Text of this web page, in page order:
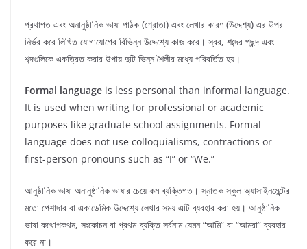
প্রথাগত এবং অনানুষ্ঠানিক ভাষা পাঠক (শ্রোতা) এবং লেখার কারণ (উদ্দেশ্য) এর উপর
নির্ভর করে লিখিত যোগাযোগের বিভিন্ন উদ্দেশ্যে কাজ করে। স্বর, শব্দের পছন্দ এবং
শব্দগুলিকে একত্রিত করার উপায় দুটি ভিন্ন শৈলীর মধ্যে পরিবর্তিত হয়।
Formal language is less personal than informal language.
It is used when writing for professional or academic
purposes like graduate school assignments. Formal
language does not use colloquialisms, contractions or
first-person pronouns such as “I” or “We.”
আনুষ্ঠানিক ভাষা অনানুষ্ঠানিক ভাষার চেয়ে কম ব্যক্তিগত। স্নাতক স্কুল অ্যাসাইনমেন্টের
মতো পেশাদার বা একাডেমিক উদ্দেশ্যে লেখার সময় এটি ব্যবহার করা হয়। আনুষ্ঠানিক
ভাষা কথোপকথন, সংকোচন বা প্রথম-ব্যক্তি সর্বনাম যেমন “আমি” বা “আমরা” ব্যবহার
করে না।